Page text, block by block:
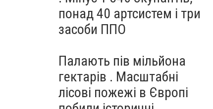
понад 40 артсистем і три
засоби ППО
Палають пів мільйона
гектарів . Масштабні
лісові пожежі в Європі